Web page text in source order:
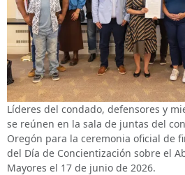
Líderes del condado, defensores y
se reúnen en la sala de juntas del
Oregón para la ceremonia oficial de
del Día de Concientización sobre el
Mayores el 17 de junio de 2026.